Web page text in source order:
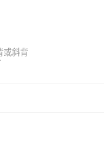
或斜背